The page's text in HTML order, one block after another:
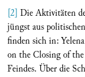
[2] Die Aktivitäten
jüngst aus
finden sich in:
on the Closing of
Feindes. Über die